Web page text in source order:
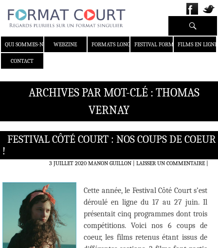
QUI SOMMES-NOUS ?WEBZINE FORMATS LONGS FESTIVAL FORMAT COURT
FILMS EN LIGNE
CONTACT
Recherche
ARCHIVES PAR MOT-CLÉ : THOMAS
VERNAY
FESTIVAL CÔTÉ COURT : NOS COUPS DE COEUR
!
3 JUILLET 2020 MANON GUILLON LAISSER UN COMMENTAIRE|
Cette année, le Festival Côté Court s’est
déroulé en ligne du 17 au 27 juin. Il
présentait cinq programmes dont trois
compétitions. Voici nos 6 coups de
coeur, les films retenus étant issus de